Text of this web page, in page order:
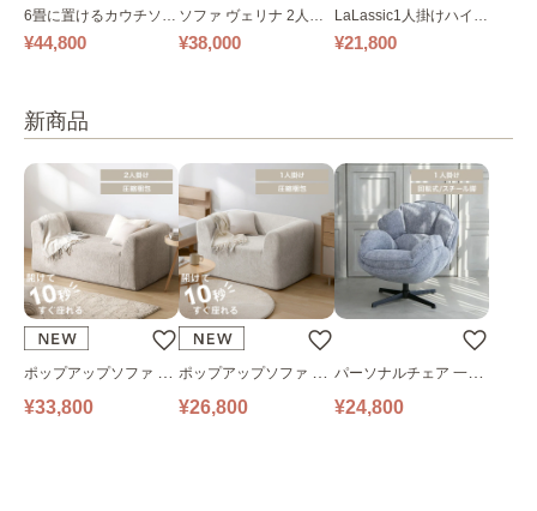
6畳に置けるカウチソフ
ァ｜ベージュ
¥44,800
ソファ ヴェリナ 2人掛
け
¥38,000
LaLassic1人掛けハイバ
ックソファ ワイド
¥21,800
新商品
ポップアップソファ ソ
ファ フロアソファ 幅14
¥33,800
ポップアップソファ ソ
ファ フロアソファ 幅10
¥26,800
パーソナルチェア 一人
掛けソファ O’HANA ソ
¥24,800